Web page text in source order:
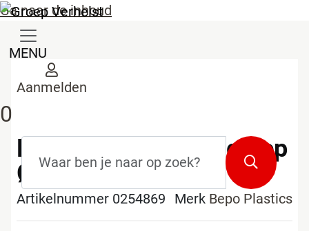
Ga naar de inhoud
MENU
Aanmelden
0
Zoeken
Bepoplast terugslagklep
Ø160mm
Artikelnummer 0254869 Merk Bepo Plastics